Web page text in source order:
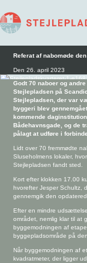
Referat af nabomøde
Den 26. april 2023
Godt 70 naboer og
Stejlepladsen på
Stejlepladsen, der var
byggeri blev
kommende
Bådehavnsgade, og de
pålagt at udføre i
Lidt over 70 fremmødte
Sluseholmens lokaler,
Stejlepladsen fandt sted.
Kort efter klokken 17.00
hvorefter Jesper Schultz,
gennemgik den
Efter en mindre
området, nemlig klar til at
byggemodningen af
byggepladsområde på
Når byggemodningen af
kvadratmeter, der ligger